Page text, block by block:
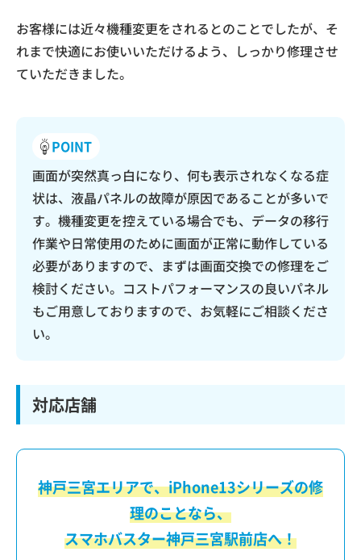
お客様には近々機種変更をされるとのことでしたが、そ
れまで快適にお使いいただけるよう、しっかり修理させ
ていただきました。
POINT
画面が突然真っ白になり、何も表示されなくなる症
状は、液晶パネルの故障が原因であることが多いで
す。機種変更を控えている場合でも、データの移行
作業や日常使用のために画面が正常に動作している
必要がありますので、まずは画面交換での修理をご
検討ください。コストパフォーマンスの良いパネル
もご用意しておりますので、お気軽にご相談くださ
い。
対応店舗
神戸三宮エリアで、iPhone13シリーズの修
理のことなら、
スマホバスター神戸三宮駅前店へ！